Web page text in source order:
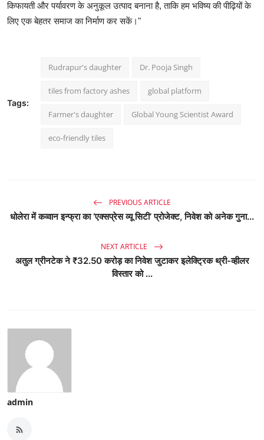
किफायती और पर्यावरण के अनुकूल उत्पाद बनाना है, ताकि हम भविष्य की पीढ़ियों के
लिए एक बेहतर समाज का निर्माण कर सकें।"
Tags:
Rudrapur's daughter Dr. Pooja Singh
tiles from factory ashes global platform
Farmer's daughter Global Young Scientist Award
eco-friendly tiles
PREVIOUS ARTICLE
धोलेरा में कव्वान इन्फ्रा का ‘एक्सप्रेस व्यू सिटी’ प्रोजेक्ट, निवेश को अनेक गुना...
NEXT ARTICLE
अतुल ग्रीनटेक ने ₹32.50 करोड़ का निवेश जुटाकर इलेक्ट्रिक थ्री-व्हीलर
विस्तार को ...
admin